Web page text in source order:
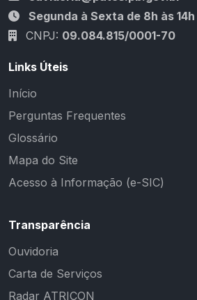
Segunda à Sexta de 8h às 14h
CNPJ: 09.084.815/0001-70
Links Úteis
Início
Perguntas Frequentes
Glossário
Mapa do Site
Acesso à Informação (e-SIC)
Transparência
Ouvidoria
Carta de Serviços
Radar ATRICON